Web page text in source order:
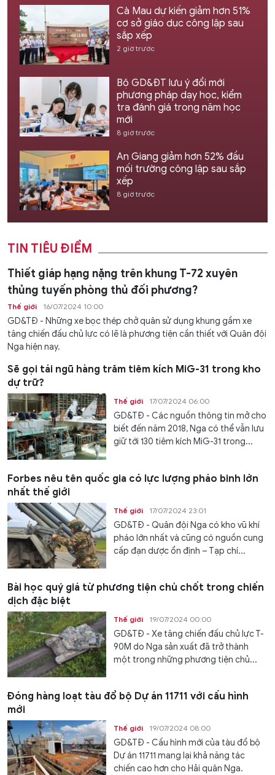
Cà Mau dự kiến giảm hơn 51%
cơ sở giáo dục công lập sau
sắp xếp
2 giờ trước
Bộ GD&ĐT lưu ý đổi mới
phương pháp dạy học, kiểm
tra đánh giá trong năm học
mới
8 giờ trước
An Giang giảm hơn 52% đầu
mối trường công lập sau sắp
xếp
8 giờ trước
TIN TIÊU ĐIỂM
Thiết giáp hạng nặng trên khung T-72 xuyên
thủng tuyến phòng thủ đối phương?
Thế giới 16/07/2024 10:00
GD&TĐ - Những xe bọc thép chở quân sử dụng khung gầm xe
tăng chiến đấu chủ lực có lẽ là phương tiện cần thiết với Quân đội
Nga hiện nay.
Sẽ gọi tái ngũ hàng trăm tiêm kích MiG-31 trong kho
dự trữ?
Thế giới 17/07/2024 06:00
GD&TĐ - Các nguồn thông tin mở cho
biết đến năm 2018, Nga có thể vẫn lưu
giữ tới 130 tiêm kích MiG-31 trong...
Forbes nêu tên quốc gia có lực lượng pháo binh lớn
nhất thế giới
Thế giới 17/07/2024 23:01
GD&TĐ - Quân đội Nga có kho vũ khí
pháo lớn nhất và cũng có nguồn cung
cấp đạn dược ổn định – Tạp chí...
Bài học quý giá từ phương tiện chủ chốt trong chiến
dịch đặc biệt
Thế giới 19/07/2024 00:00
GD&TĐ - Xe tăng chiến đấu chủ lực T-
90M do Nga sản xuất đã trở thành
một trong những phương tiện chủ...
Đóng hàng loạt tàu đổ bộ Dự án 11711 với cấu hình
mới
Thế giới 19/07/2024 08:00
GD&TĐ - Cấu hình mới của tàu đổ bộ
Dự án 11711 mang lại khả năng tác
chiến cao hơn cho Hải quân Nga.